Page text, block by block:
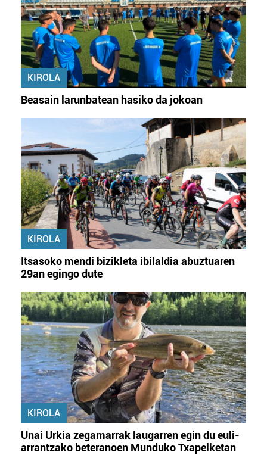
KIROLA
Beasain larunbatean hasiko da jokoan
KIROLA
Itsasoko mendi bizikleta ibilaldia abuztuaren
29an egingo dute
KIROLA
Unai Urkia zegamarrak laugarren egin du euli-
arrantzako beteranoen Munduko Txapelketan